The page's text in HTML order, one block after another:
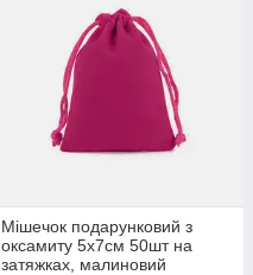
Мішечок подарунковий з
оксамиту 5x7см 50шт на
затяжках, малиновий